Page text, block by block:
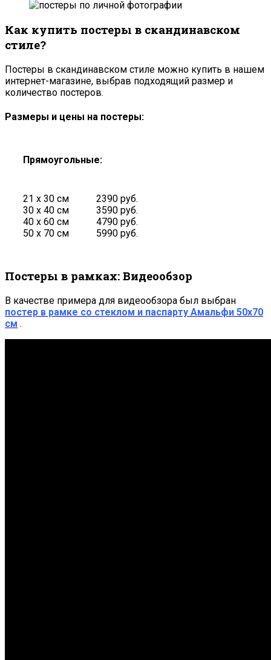
Как купить постеры в скандинавском
стиле?
Постеры в скандинавском стиле можно купить в нашем
интернет-магазине, выбрав подходящий размер и
количество постеров.
Размеры и цены на постеры:
Прямоугольные:
21 х 30 см
30 х 40 см
40 х 60 см
50 х 70 см
2390 руб.
3590 руб.
4790 руб.
5990 руб.
Постеры в рамках: Видеообзор
В качестве примера для видеообзора был выбран
постер в рамке со стеклом и паспарту Амальфи 50х70
см .